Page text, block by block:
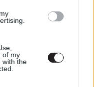
of my
with the